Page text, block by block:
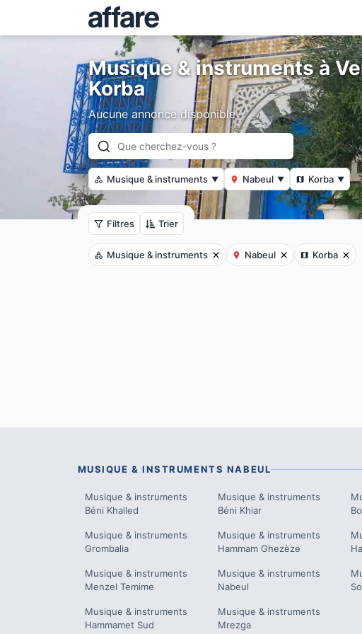
Musique & instruments à
Korba
Aucune annonce disponible
Musique & instruments ▼ Nabeul ▼ Korba ▼
Filtres Trier
Musique & instruments Nabeul Korba
MUSIQUE & INSTRUMENTS NABEUL
Musique & instruments
Béni Khalled
Musique & instruments
Béni Khiar
Musique & instruments
Grombalia
Musique & instruments
Hammam Ghezèze
Musique & instruments
Menzel Temime
Musique & instruments
Nabeul
Musique & instruments
Hammamet Sud
Musique & instruments
Mrezga